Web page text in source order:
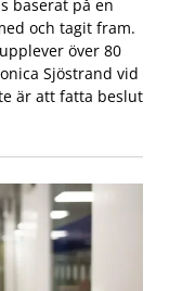
baserat på en
och tagit fram.
över 80
Sjöstrand vid
är att fatta beslut